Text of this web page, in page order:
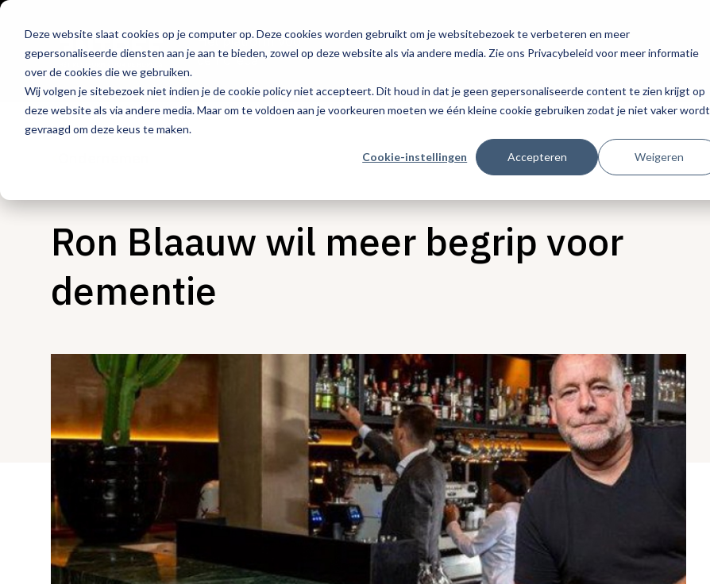
Deze website slaat cookies op je computer op. Deze cookies worden gebruikt om je websitebezoek te verbeteren en meer
gepersonaliseerde diensten aan je aan te bieden, zowel op deze website als via andere media. Zie ons Privacybeleid voor meer informatie
over de cookies die we gebruiken.
Wij volgen je sitebezoek niet indien je de cookie policy niet accepteert. Dit houd in dat je geen gepersonaliseerde content te zien krijgt op
deze website als via andere media. Maar om te voldoen aan je voorkeuren moeten we één kleine cookie gebruiken zodat je niet vaker wordt
gevraagd om deze keus te maken.
Cookie-instellingen Accepteren Weigeren
Hét platform voor
de horeca
Ron Blaauw wil meer begrip voor
dementie